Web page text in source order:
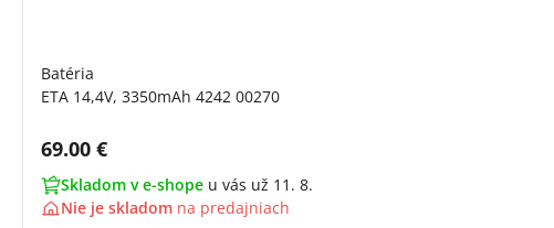
Batéria
ETA 14,4V, 3350mAh 4242 00270
Cena s DPH:
69.00 €
Skladom v e-shope u vás už 11. 8.
Nie je skladom na predajniach